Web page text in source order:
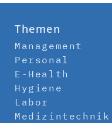
Themen
Management
Personal
E-Health
Hygiene
Labor
Medizintechnik